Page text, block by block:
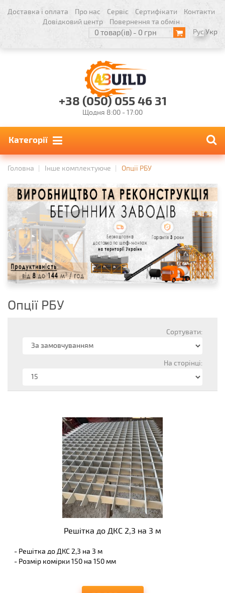
Доставка і оплата Про нас Сервіс Сертифікати
Контакти
Довідковий центр
Повернення та обмін
0 товар(ів) - 0 грн РусУкр
+38 (050) 055 46 31
Щодня 8:00 - 17:00
Категорії
Головна Інше комплектуюче Опції РБУ
Опції РБУ
Сортувати:
На сторінці:
Решітка до ДКС 2,3 на 3 м
- Решітка до ДКС 2,3 на 3 м
- Розмір комірки 150 на 150 мм